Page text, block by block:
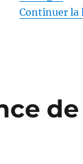
Continuer la